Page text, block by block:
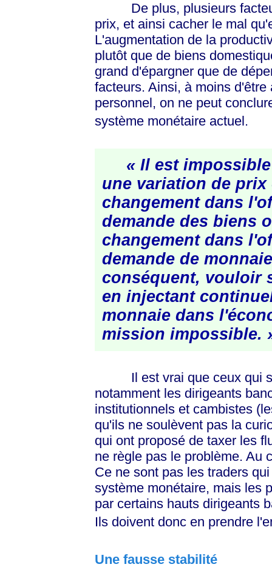
De plus, plusieurs
prix, et ainsi cacher le mal
L'augmentation de la
plutôt que de biens
grand d'épargner que de
facteurs. Ainsi, à moins
personnel, on ne peut
système monétaire actuel.
« Il est
une variation de prix
changement dans
demande des biens
changement dans
demande de
conséquent, vouloir
en injectant
monnaie dans
mission impossible.
Il est vrai que ceux qui
notamment les dirigeants
institutionnels et cambistes
qu'ils ne soulèvent pas la
qui ont proposé de taxer les
ne règle pas le problème. Au
Ce ne sont pas les traders
système monétaire, mais les
par certains hauts dirigeants
Ils doivent donc en prendre
Une fausse stabilité